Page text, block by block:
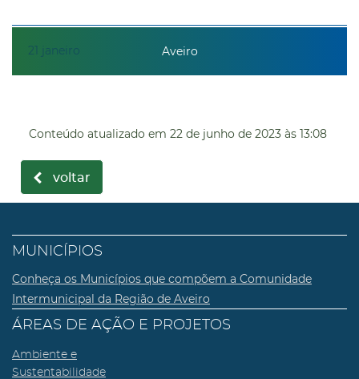
21 janeiro Aveiro
Conteúdo atualizado em 22 de junho de 2023 às 13:08
voltar
MUNICÍPIOS
Conheça os Municípios que compõem a Comunidade
Intermunicipal da Região de Aveiro
ÁREAS DE AÇÃO E PROJETOS
Ambiente e
Sustentabilidade